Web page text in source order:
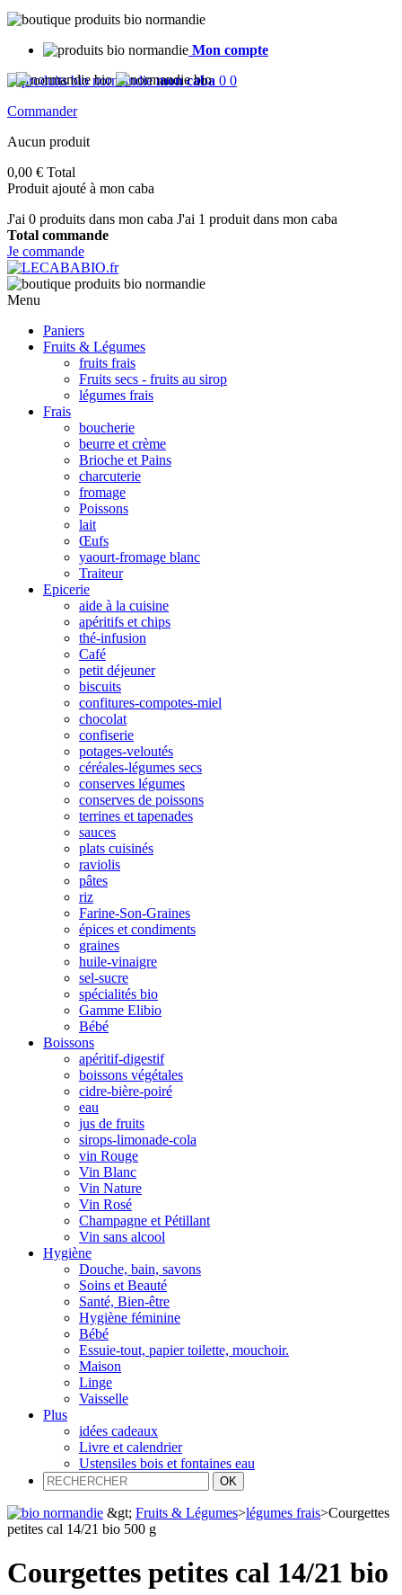
Mon compte
mon caba 0 0
Commander
Aucun produit
0,00 € Total
Produit ajouté à mon caba
J'ai 0 produits dans mon caba J'ai 1 produit dans mon caba
Total commande
Je commande
Menu
Paniers
Fruits & Légumes
fruits frais
Fruits secs - fruits au sirop
légumes frais
Frais
boucherie
beurre et crème
Brioche et Pains
charcuterie
fromage
Poissons
lait
Œufs
yaourt-fromage blanc
Traiteur
Epicerie
aide à la cuisine
apéritifs et chips
thé-infusion
Café
petit déjeuner
biscuits
confitures-compotes-miel
chocolat
confiserie
potages-veloutés
céréales-légumes secs
conserves légumes
conserves de poissons
terrines et tapenades
sauces
plats cuisinés
raviolis
pâtes
riz
Farine-Son-Graines
épices et condiments
graines
huile-vinaigre
sel-sucre
spécialités bio
Gamme Elibio
Bébé
Boissons
apéritif-digestif
boissons végétales
cidre-bière-poiré
eau
jus de fruits
sirops-limonade-cola
vin Rouge
Vin Blanc
Vin Nature
Vin Rosé
Champagne et Pétillant
Vin sans alcool
Hygiène
Douche, bain, savons
Soins et Beauté
Santé, Bien-être
Hygiène féminine
Bébé
Essuie-tout, papier toilette, mouchoir.
Maison
Linge
Vaisselle
Plus
idées cadeaux
Livre et calendrier
Ustensiles bois et fontaines eau
&gt; Fruits & Légumes>légumes frais>Courgettes
petites cal 14/21 bio 500 g
Courgettes petites cal 14/21 bio